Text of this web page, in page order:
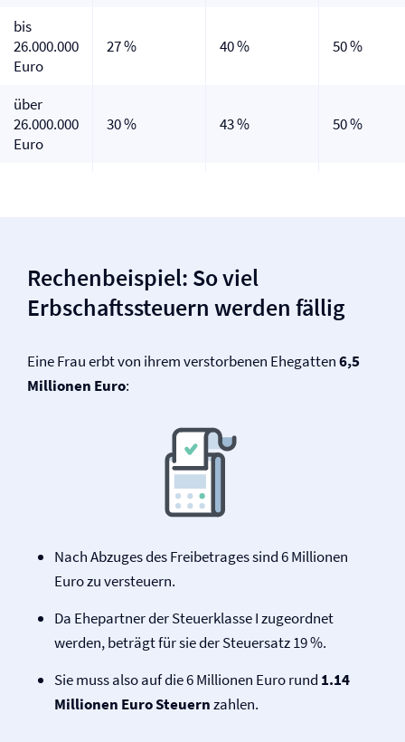
bis
26.000.000
Euro
27 % 40 % 50 %
über
26.000.000
Euro
30 % 43 % 50 %
Rechenbeispiel: So viel
Erbschaftssteuern werden fällig
Eine Frau erbt von ihrem verstorbenen Ehegatten6,5
Millionen Euro:
Nach Abzuges des Freibetrages sind 6 Millionen
Euro zu versteuern.
Da Ehepartner der Steuerklasse I zugeordnet
werden, beträgt für sie der Steuersatz 19 %.
Sie muss also auf die 6 Millionen Euro rund 1.14
Millionen Euro Steuernzahlen.